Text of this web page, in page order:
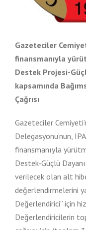
Gazeteciler
finansmanıyla
Destek Projesi-
kapsamında
Çağrısı
Gazeteciler
Delegasyonu’nun,
finansmanıyla
Destek-Güçlü
verilecek olan alt
değerlendirmelerini
Değerlendirici’’ için
Değerlendiricilerin